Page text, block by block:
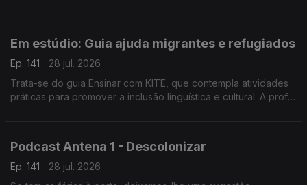
Em estúdio: Guia ajuda migrantes e refugiados
Ep. 141
28 jul. 2026
Trata-se do guia Ensinar com KITE, que contempla atividades
práticas para promover a inclusão linguística e cultural. A prof
Podcast Antena 1 - Descolonizar
Ep. 141
28 jul. 2026